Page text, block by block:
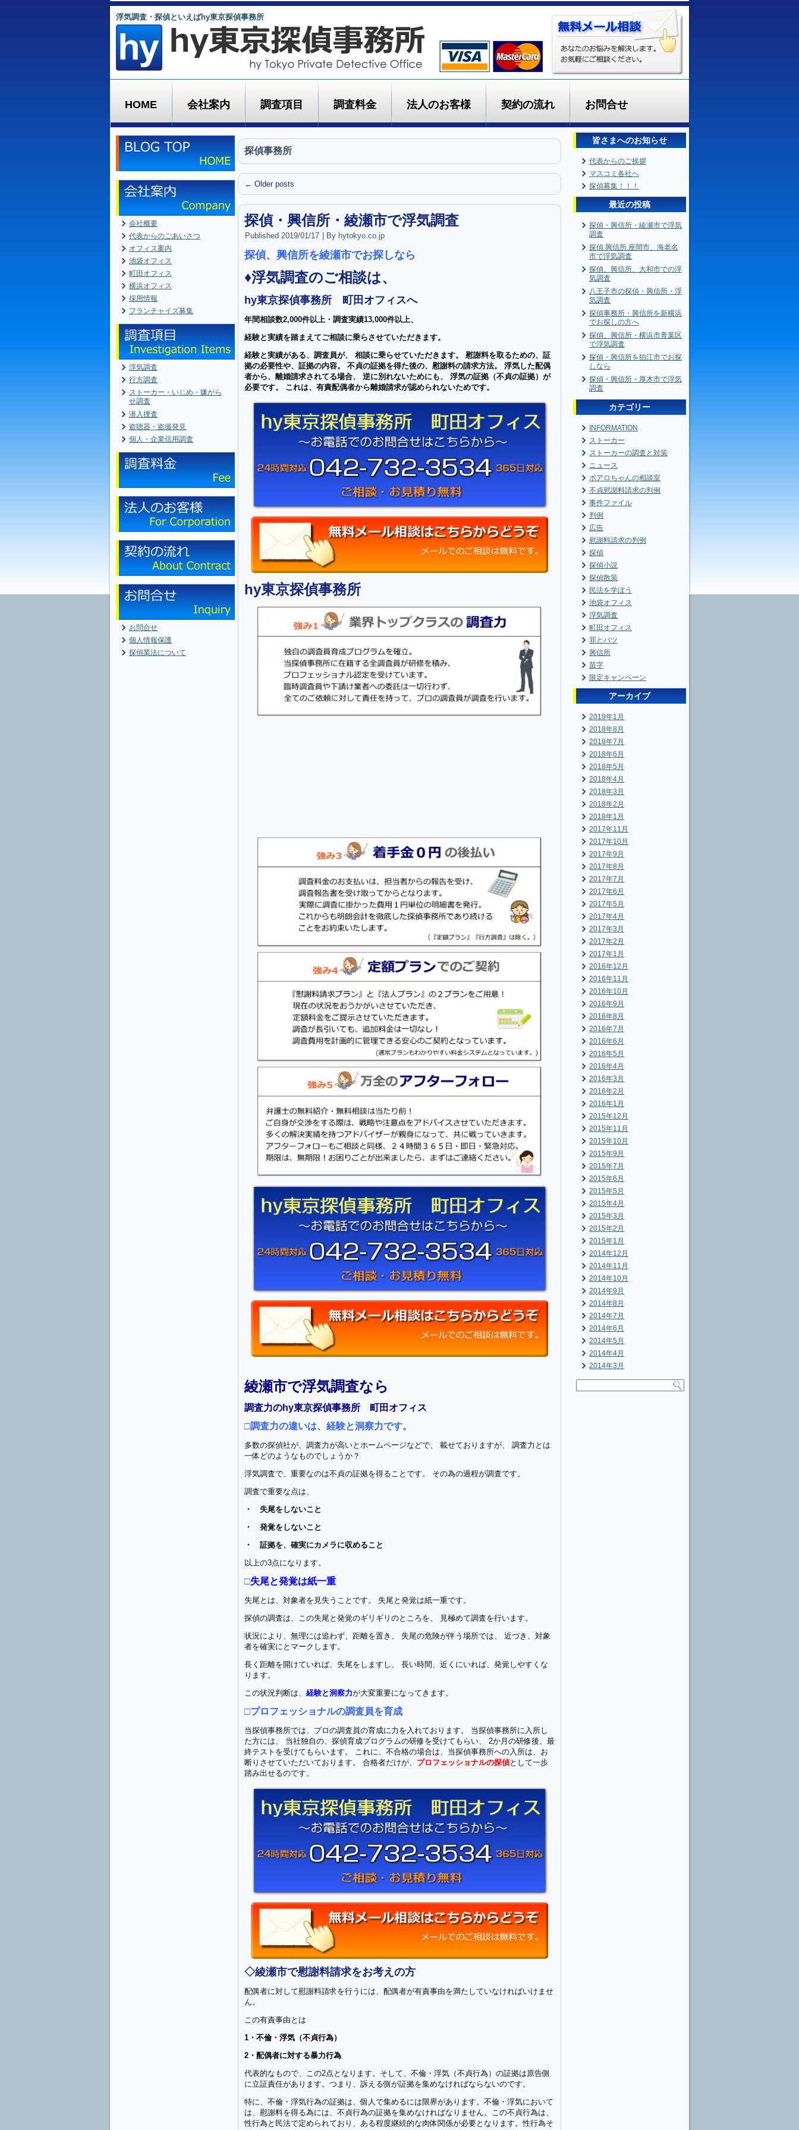
浮気調査・探偵といえばhy東京探偵事務所
HOME 会社案内 調査項目 調査料金 法人のお客様 契約の流れ お問合せ
会社概要
代表からのごあいさつ
オフィス案内
池袋オフィス
町田オフィス
横浜オフィス
採用情報
フランチャイズ募集
浮気調査
行方調査
ストーカー・いじめ・嫌がら
せ調査
潜入捜査
盗聴器・盗撮発見
個人・企業信用調査
お問合せ
個人情報保護
探偵業法について
探偵事務所
← Older posts
探偵・興信所・綾瀬市で浮気調査
Published 2019/01/17 By hytokyo.co.jp
探偵、興信所を綾瀬市でお探しなら
♦浮気調査のご相談は、
hy東京探偵事務所 町田オフィスへ
年間相談数2,000件以上・調査実績13,000件以上、
経験と実績を踏まえてご相談に乗らさせていただきます。
経験と実績がある、 調査員が、 相談に乗らせていただきます。
慰謝料を取るための、証
拠の必要性や、証拠の内容。
不貞の証拠を得た後の、慰謝料の請求方法。
浮気した配偶
者から、離婚請求されてる場合、
逆に別れないためにも、
浮気の証拠（不貞の証拠）が
必要です。
これは、有責配偶者から離婚請求が認められないためです。
hy東京探偵事務所
綾瀬市で浮気調査なら
調査力のhy東京探偵事務所 町田オフィス
□調査力の違いは、経験と洞察力です。
多数の探偵社が、調査力が高いとホームページなどで、 載せておりますが、 調査力とは
一体どのようなものでしょうか？
浮気調査で、重要なのは不貞の証拠を得ることです。 その為の過程が調査です。
調査で重要な点は、
・ 失尾をしないこと
・ 発覚をしないこと
・ 証拠を、確実にカメラに収めること
以上の3点になります。
□失尾と発覚は紙一重
失尾とは、対象者を見失うことです。 失尾と発覚は紙一重です。
探偵の調査は、この失尾と発覚のギリギリのところを、 見極めて調査を行います。
状況により、無理には追わず、距離を置き、 失尾の危険が伴う場所では、 近づき、対象
者を確実にとマークします。
長く距離を開けていれば、失尾をしますし、 長い時間、近くにいれば、発覚しやすくな
ります。
この状況判断は、 経験と洞察力が大変重要になってきます。
□プロフェッショナルの調査員を育成
当探偵事務所では、プロの調査員の育成に力を入れております。 当探偵事務所に入所し
た方には、 当社独自の、探偵育成プログラムの研修を受けてもらい、 2か月の研修後、最
終テストを受けてもらいます。 これに、不合格の場合は、当探偵事務所への入所は、お
断りさせていただいております。 合格者だけが、 プロフェッショナルの探偵として一歩
踏み出せるのです。
◇綾瀬市で慰謝料請求をお考えの方
配偶者に対して慰謝料請求を行うには、配偶者が有責事由を満たしていなければいけませ
ん。
この有責事由とは
1・不倫・浮気（不貞行為）
2・配偶者に対する暴力行為
代表的なもので、この2点となります。そして、不倫・浮気（不貞行為）の証拠は原告側
に立証責任があります。つまり、訴える側が証拠を集めなければならないのです。
特に、不倫・浮気行為の証拠は、個人で集めるには限界があります。不倫・浮気において
は、慰謝料を得る為には、不貞行為の証拠を集めなければなりません。この不貞行為は、
性行為と民法で定められており、ある程度継続的な肉体関係が必要となります。性行為そ
皆さまへのお知らせ
代表からのご挨拶
マスコミ各社へ
探偵募集！！！
最近の投稿
探偵・興信所・綾瀬市で浮気
調査
探偵.興信所.座間市、海老名
市で浮気調査
探偵、興信所、大和市での浮
気調査
八王子市の探偵・興信所・浮
気調査
探偵事務所・興信所を新横浜
でお探しの方へ
探偵、興信所・横浜市青葉区
で浮気調査
探偵・興信所を狛江市でお探
しなら
探偵・興信所・厚木市で浮気
調査
カテゴリー
INFORMATION
ストーカー
ストーカーの調査と対策
ニュース
ポアロちゃんの相談室
不貞慰謝料請求の判例
事件ファイル
判例
広告
慰謝料請求の判例
探偵
探偵小説
探偵散策
民法を学ぼう
池袋オフィス
浮気調査
町田オフィス
罪とバツ
興信所
苗字
限定キャンペーン
アーカイブ
2019年1月
2018年8月
2018年7月
2018年6月
2018年5月
2018年4月
2018年3月
2018年2月
2018年1月
2017年11月
2017年10月
2017年9月
2017年8月
2017年7月
2017年6月
2017年5月
2017年4月
2017年3月
2017年2月
2017年1月
2016年12月
2016年11月
2016年10月
2016年9月
2016年8月
2016年7月
2016年6月
2016年5月
2016年4月
2016年3月
2016年2月
2016年1月
2015年12月
2015年11月
2015年10月
2015年9月
2015年7月
2015年6月
2015年5月
2015年4月
2015年3月
2015年2月
2015年1月
2014年12月
2014年11月
2014年10月
2014年9月
2014年8月
2014年7月
2014年6月
2014年5月
2014年4月
2014年3月